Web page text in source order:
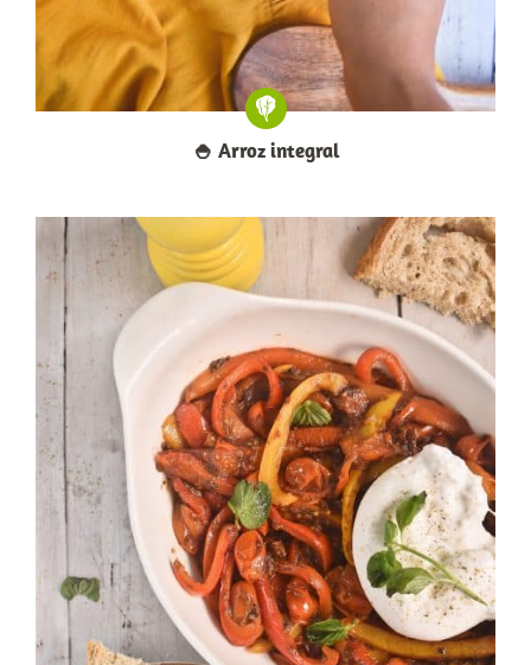
🍚​ Arroz integral